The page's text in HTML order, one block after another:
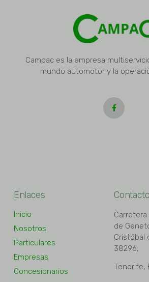
Campac es la empresa
mundo automotor y la
Enlaces
Inicio
Nosotros
Particulares
Empresas
Concesionarios
Contacto
Carretera
de
Cristóbal
38296,
Tenerife,